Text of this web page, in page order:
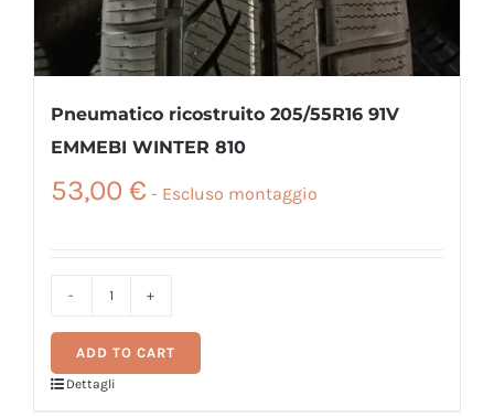
Pneumatico ricostruito 205/55R16 91V
EMMEBI WINTER 810
53,00 €
205/55R16
ADD TO CART
Dettagli